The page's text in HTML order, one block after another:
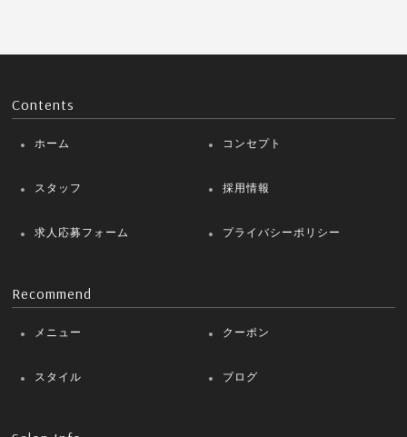
Contents
ホーム コンセプト
スタッフ 採用情報
求人応募フォーム プライバシーポリシー
Recommend
メニュー クーポン
スタイル ブログ